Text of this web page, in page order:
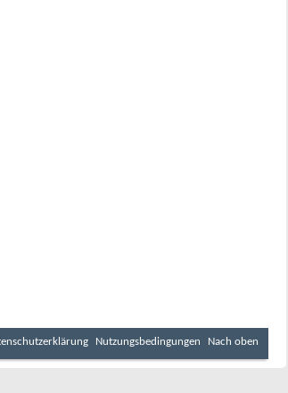
Nutzungsbedingungen Nach oben